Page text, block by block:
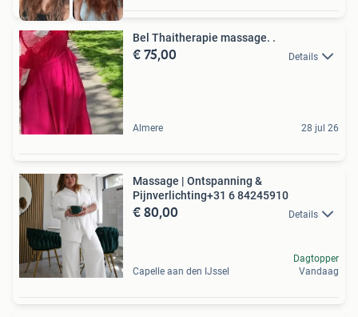
Bel Thaitherapie massage. .
€ 75,00 Details
Almere 28 jul 26
Massage | Ontspanning &
Pijnverlichting+31 6 84245910
€ 80,00 Details
Capelle aan den IJssel
Dagtopper
Vandaag